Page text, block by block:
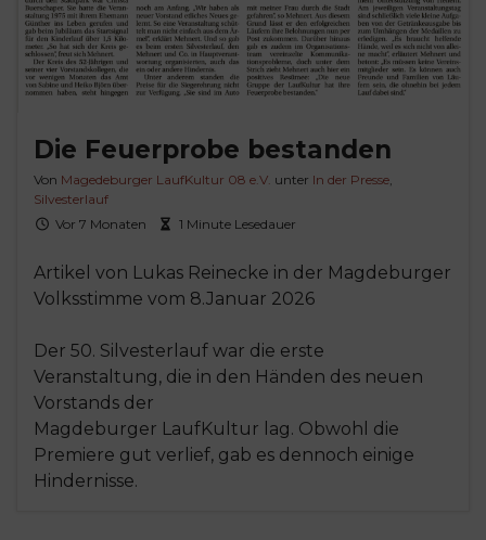
Die Feuerprobe bestanden
Von Magedeburger LaufKultur 08 e.V. unter In der Presse,
Silvesterlauf
Vor 7 Monaten
1 Minute Lesedauer
Artikel von Lukas Reinecke in der Magdeburger
Volksstimme vom 8.Januar 2026
Der 50. Silvesterlauf war die erste
Veranstaltung, die in den Händen des neuen
Vorstands der
Magdeburger LaufKultur lag. Obwohl die
Premiere gut verlief, gab es dennoch einige
Hindernisse.